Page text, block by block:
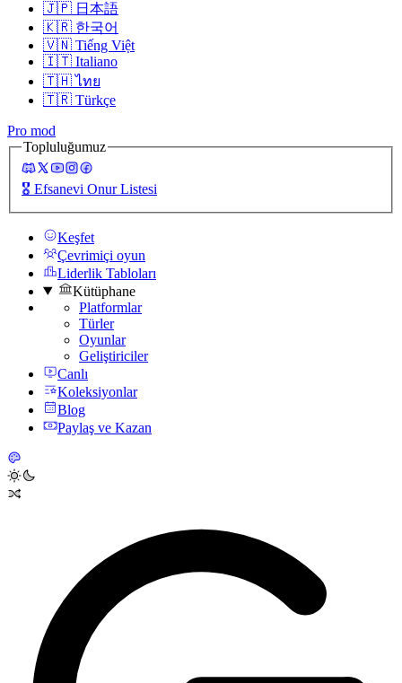
🇯🇵 日本語
🇰🇷 한국어
🇻🇳 Tiếng Việt
🇮🇹 Italiano
🇹🇭 ไทย
🇹🇷 Türkçe
Pro mod
Topluluğumuz
🎖️ Efsanevi Onur Listesi
Keşfet
Çevrimiçi oyun
Liderlik Tabloları
Kütüphane
Platformlar
Türler
Oyunlar
Geliştiriciler
Canlı
Koleksiyonlar
Blog
Paylaş ve Kazan